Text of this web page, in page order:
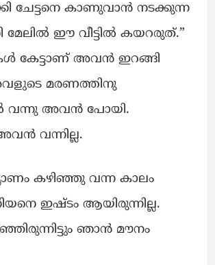
ചേട്ടനെ കാണുവാൻ നടക്കുന്ന
മേലിൽ ഈ വീട്ടിൽ കയറരുത്.”
കേട്ടാണ് അവൻ ഇറങ്ങി
മരണത്തിനു
വന്നു അവൻ പോയി.
വന്നില്ല.
കഴിഞ്ഞു വന്ന കാലം
ഇഷ്ടം ആയിരുന്നില്ല.
ഞാൻ മൗനം